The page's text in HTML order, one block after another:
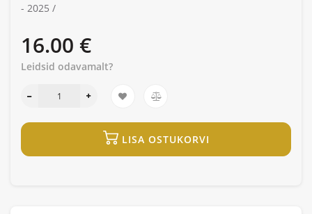
- 2025 /
16.00 €
Leidsid odavamalt?
LISA OSTUKORVI